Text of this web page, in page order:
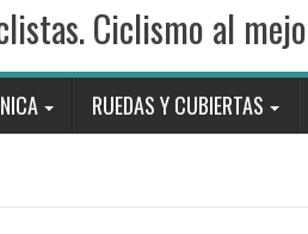
Ciclismo al
RUEDAS Y CUBIERTAS